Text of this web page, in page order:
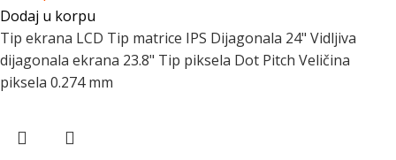
Dodaj u korpu
Tip ekrana LCD Tip matrice IPS Dijagonala 24" Vidljiva
dijagonala ekrana 23.8" Tip piksela Dot Pitch Veličina
piksela 0.274 mm